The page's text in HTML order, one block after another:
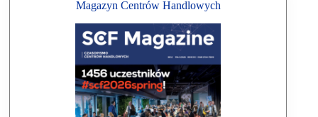
Magazyn Centrów Handlowych